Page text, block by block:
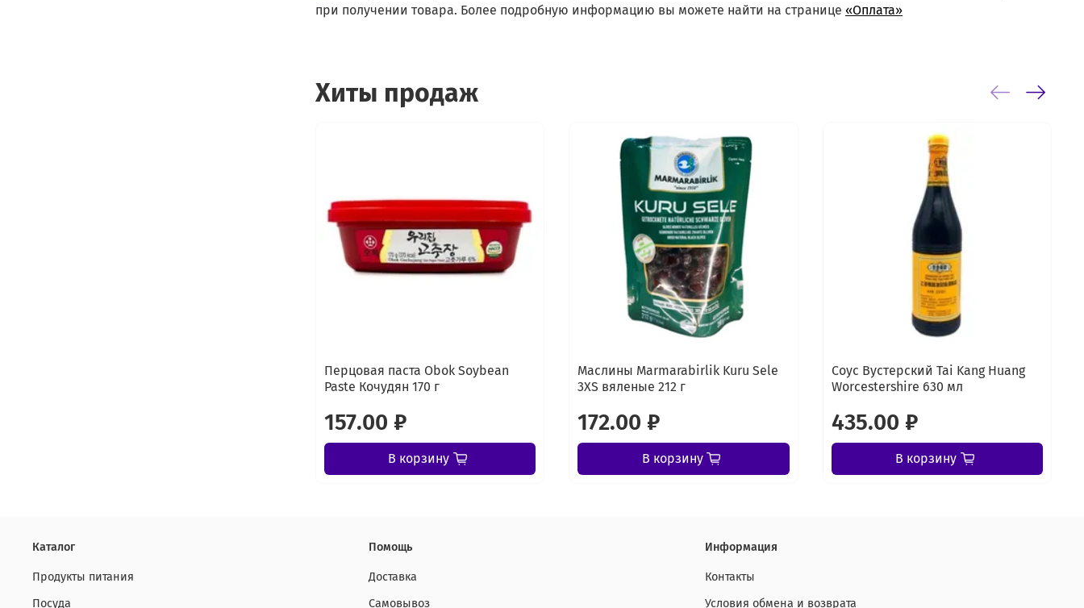
при получении товара. Более подробную информацию вы можете найти на странице«Оплата»
Хиты продаж
Перцовая паста Obok Soybean
Paste Кочудян 170 г
157.00 ₽
В корзину
Маслины Marmarabirlik Kuru Sele
3XS вяленые 212 г
172.00 ₽
В корзину
Соус Вустерский Tai Kang Huang
Worcestershire 630 мл
435.00 ₽
В корзину
Каталог
Продукты питания
Посуда
Помощь
Доставка
Самовывоз
Информация
Контакты
Условия обмена и возврата